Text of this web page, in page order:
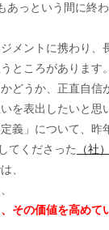
あっという間に終
メントに携わり、
ところがあります。
どうか、正直自信
を表出したいと思
義」について、昨
てくださった
（社
、
その価値を高めて